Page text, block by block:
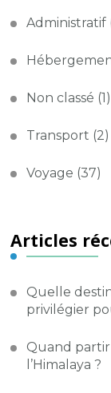
Administratif
Non classé (1)
Transport (2)
Voyage (37)
Articles
Quelle
privilégier
Quand
l’Himalaya ?